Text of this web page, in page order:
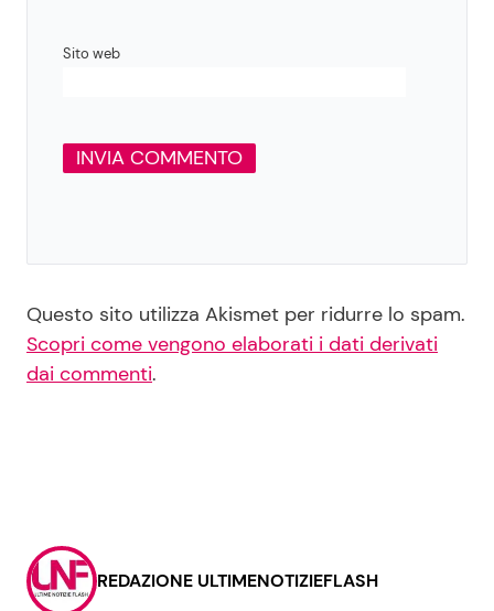
Sito web
Questo sito utilizza Akismet per ridurre lo spam.
Scopri come vengono elaborati i dati derivati
dai commenti.
REDAZIONE ULTIMENOTIZIEFLASH